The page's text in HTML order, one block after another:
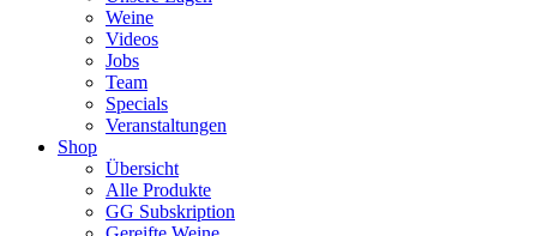
Weine
Videos
Jobs
Team
Specials
Veranstaltungen
Shop
Übersicht
Alle Produkte
GG Subskription